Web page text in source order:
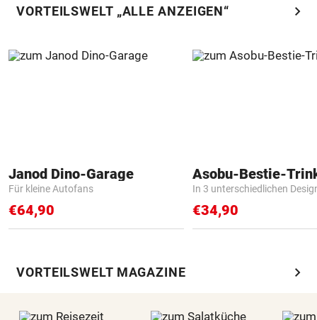
VORTEILSWELT „ALLE ANZEIGEN“ chevron_right
Janod Dino-Garage
Für kleine Autofans
€64,90
Asobu-Bestie-
In 3 unterschiedlichen
€34,90
VORTEILSWELT MAGAZINE chevron_right